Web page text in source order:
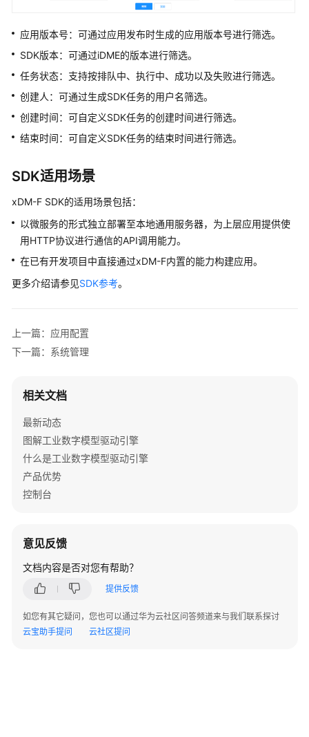
理
运
态
使
用
引
擎
使
指
规
则
使
指
南
UI
擎
指
南
主
线
应用版本号：可通过应用发布时生成的应用版本号进行筛选。
SDK版本：可通过iDME的版本进行筛选。
任务状态：支持按排队中、执行中、成功以及失败进行筛选。
创建人：可通过生成SDK任务的用户名筛选。
创建时间：可自定义SDK任务的创建时间进行筛选。
结束时间：可自定义SDK任务的结束时间进行筛选。
SDK适用场景
xDM-F SDK的适用场景包括：
以微服务的形式独立部署至本地通用服务器，为上层应用提供使
用HTTP协议进行通信的API调用能力。
在已有开发项目中直接通过xDM-F内置的能力构建应用。
更多介绍请参见SDK参考。
上一篇：应用配置
下一篇：系统管理
相关文档
最新动态
图解工业数字模型驱动引擎
什么是工业数字模型驱动引擎
产品优势
控制台
意见反馈
文档内容是否对您有帮助？
提供反馈
如您有其它疑问，您也可以通过华为云社区问答频道来与我们联系探讨
云宝助手提问
云社区提问